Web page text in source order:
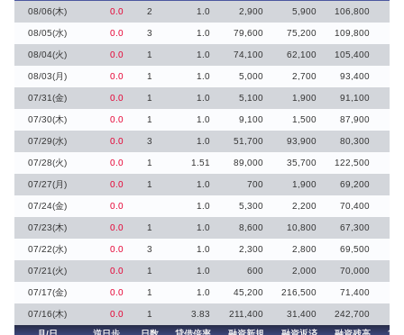
08/06(木)
0.0 2 1.0 2,900 5,900 106,800
08/05(水) 0.0 3 1.0 79,600 75,200 109,800
08/04(火) 0.0 1 1.0 74,100 62,100 105,400
08/03(月) 0.0 1 1.0 5,000 2,700 93,400
07/31(金) 0.0 1 1.0 5,100 1,900 91,100
07/30(木) 0.0 1 1.0 9,100 1,500 87,900
07/29(水) 0.0 3 1.0 51,700 93,900 80,300
07/28(火) 0.0 1 1.51 89,000 35,700 122,500
07/27(月) 0.0 1 1.0 700 1,900 69,200
07/24(金) 0.0 1.0 5,300 2,200 70,400
07/23(木) 0.0 1 1.0 8,600 10,800 67,300
07/22(水) 0.0 3 1.0 2,300 2,800 69,500
07/21(火) 0.0 1 1.0 600 2,000 70,000
07/17(金) 0.0 1 1.0 45,200 216,500 71,400
07/16(木) 0.0 1 3.83 211,400 31,400
242,700